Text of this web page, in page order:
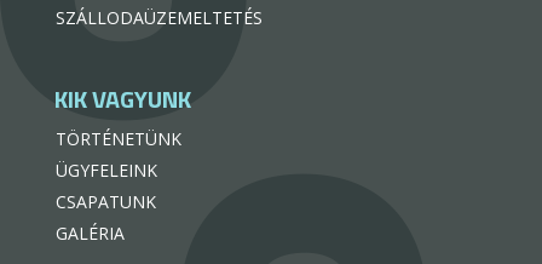
SZÁLLODAÜZEMELTETÉS
KIK VAGYUNK
TÖRTÉNETÜNK
ÜGYFELEINK
CSAPATUNK
GALÉRIA